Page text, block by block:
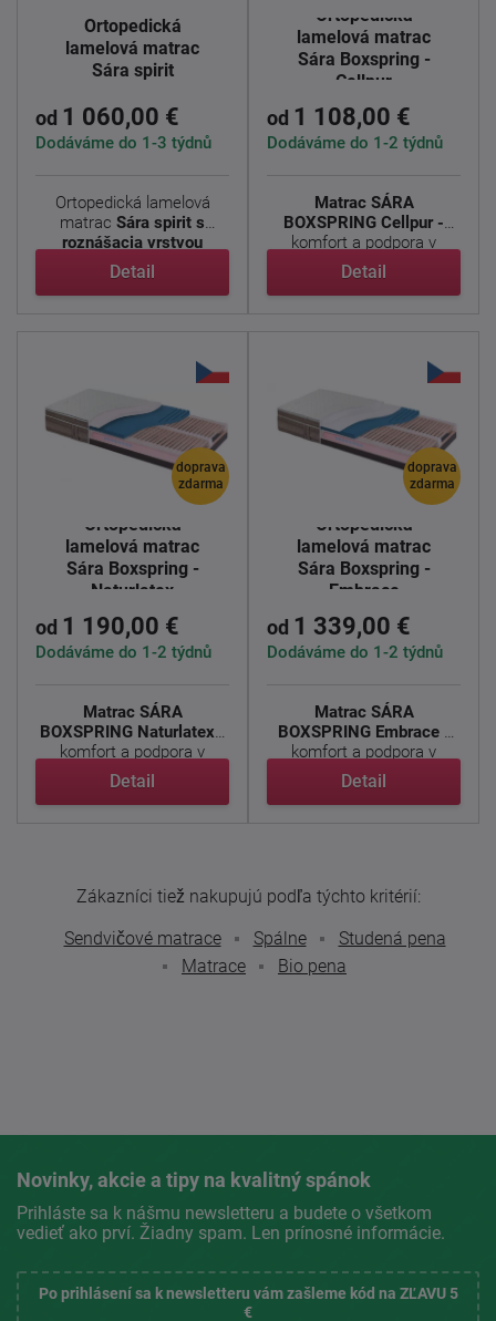
Ortopedická
lamelová matrac
Sára spirit
od 1 060,00 €
Dodáváme do 1-3 týdnů
Ortopedická lamelová
matrac Sára spirit s
roznášacia vrstvou
Embrance. ...
Detail
Ortopedická
lamelová matrac
Sára Boxspring -
Cellpur
od 1 108,00 €
Dodáváme do 1-2 týdnů
Matrac SÁRA
BOXSPRING Cellpur -
komfort a podpora v
luxusnom prevedení ...
Detail
doprava
zdarma
Ortopedická
lamelová matrac
Sára Boxspring -
Naturlatex
od 1 190,00 €
Dodáváme do 1-2 týdnů
Matrac SÁRA
BOXSPRING Naturlatex -
komfort a podpora v
luxusnom ...
Detail
doprava
zdarma
Ortopedická
lamelová matrac
Sára Boxspring -
Embrace
od 1 339,00 €
Dodáváme do 1-2 týdnů
Matrac SÁRA
BOXSPRING Embrace -
komfort a podpora v
luxusnom prevedení ...
Detail
Zákazníci tiež nakupujú podľa týchto kritérií:
Sendvičové matrace
Spálne
Studená pena
Matrace
Bio pena
Novinky, akcie a tipy na kvalitný spánok
Prihláste sa k nášmu newsletteru a budete o všetkom
vedieť ako prví. Žiadny spam. Len prínosné informácie.
Po prihlásení sa k newsletteru vám zašleme kód na ZĽAVU 5
€